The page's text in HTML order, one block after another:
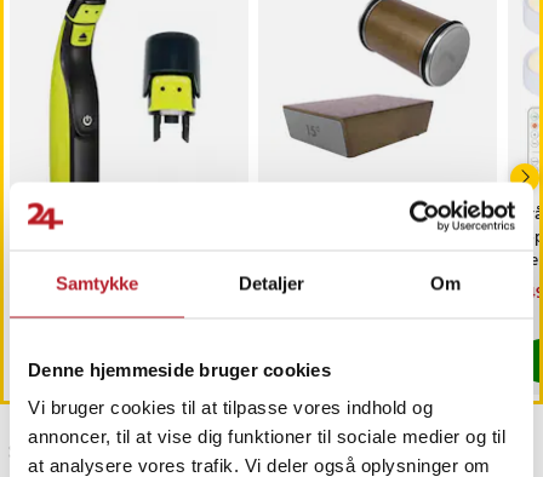
Samtykke Detaljer Om
Denne hjemmeside bruger cookies
Vi bruger cookies til at tilpasse vores indhold og
annoncer, til at vise dig funktioner til sociale medier og til
at analysere vores trafik. Vi deler også oplysninger om
Trimmerhoved til
næsehår til Philips
næsehårstrimmer /
:69 kr.
69 kr.
Findes på lager, Leveres i løbet af 1-2 hverdage
Rullende knivsliber /
magnetisk slibestøtte /
faste slibevinkler
Pris:
179 kr.
Sidst besøgt